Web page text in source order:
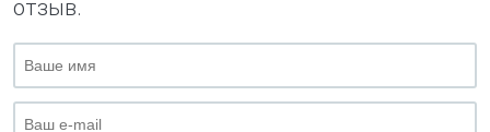
отзыв.